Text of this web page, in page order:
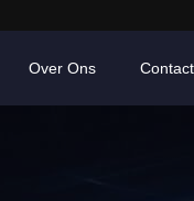
Over Ons